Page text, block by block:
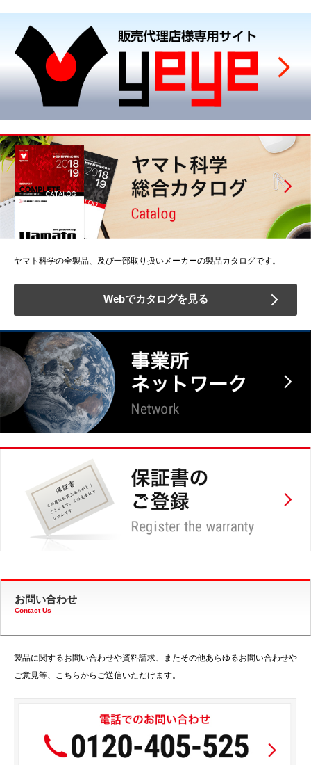
ヤマト科学の全製品、及び一部取り扱いメーカーの製品カタログです。
Webでカタログを見る
お問い合わせ
Contact Us
製品に関するお問い合わせや資料請求、またその他あらゆるお問い合わせや
ご意見等、こちらからご送信いただけます。